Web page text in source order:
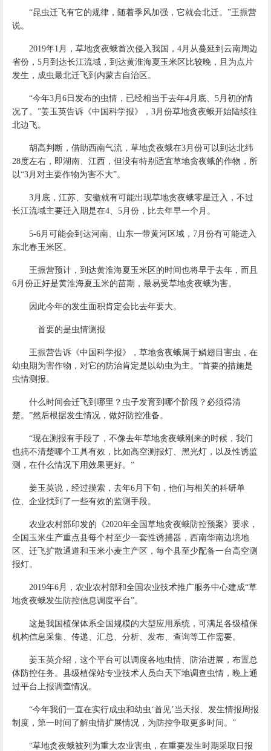
“昆虫迁飞有它的规律，随着季风加强，它就会北迁。”王振营
说。
2019年1月，草地贪夜蛾首次侵入我国，4月从蔓延到云南周边
省份，5月到达长江流域，到达黄淮海夏玉米区比较晚，且为点片
发生，成虫最北迁飞到内蒙古自治区。
“今年3月6日发布的虫情，已经相当于去年4月底、5月初的情
况了。”姜玉英告诉《中国科学报》，3月份草地贪夜蛾开始陆续往
北边飞。
胡高判断，借助西南气流，草地贪夜蛾在3月份可以到达北纬
28度左右，即湖南、江西，但没有特别适宜草地贪夜蛾的作物，所
以“3月对主要作物为害不大”。
3月底，江苏、安徽就有可能出现草地贪夜蛾零星迁入，不过
长江流域主要迁入期是在4、5月份，比去年早一个月。
5-6月可能会到达河南、山东一带黄河区域，7月份有可能进入
东北春玉米区。
王振营预计，到达黄淮海夏玉米区的时间也将早于去年，而且
6月份正好是黄淮海夏玉米的苗期，最易受草地贪夜蛾为害。
因此今年的发生面积肯定会比去年要大。
首要的是虫情测报
王振营告诉《中国科学报》，草地贪夜蛾属于鳞翅目害虫，在
幼虫期为害作物，对它的防治肯定是以幼虫为主。“首要的措施是
虫情测报。
什么时间会迁飞到哪里？虫子发育到哪个阶段？必须得清
楚。”然后根据发生情况，做好防控准备。
“现在测报有手段了，不像去年草地贪夜蛾刚来的时候，我们
也搞不清楚哪个工具有效，比如高空测报灯、黑光灯，以及性诱监
测，在什么情况下用效果更好。”
姜玉英说，经过摸索，去年6月下旬，他们与相关的科研单
位、企业找到了一些有效的监测手段。
农业农村部印发的《2020年全国草地贪夜蛾防控预案》要求，
全国玉米生产重点县每个村至少一套性诱捕器，西南华南边境地
区、迁飞扩散通道和玉米小麦主产区，每个县至少配备一台高空测
报灯。
2019年6月，农业农村部和全国农业技术推广服务中心建成“草
地贪夜蛾发生防控信息调度平台”。
这是我国植保体系全国规模的大型应用系统，可满足各级植保
机构信息采集、传递、汇总、分析、发布、查询等工作需要。
姜玉英介绍，这个平台可以调度各地虫情、防治进展，布置总
体防控任务。县级植保站专业技术人员白天下地调查虫情，晚上通
过平台上报调查情况。
“今年我们一直在实行成虫和幼虫‘首见’当天报、发生情报周报
制度，第一时间了解虫情扩展情况，为防控争取更多时间。”
“草地贪夜蛾被列为重大农业害虫，在重要发生时期采取日报